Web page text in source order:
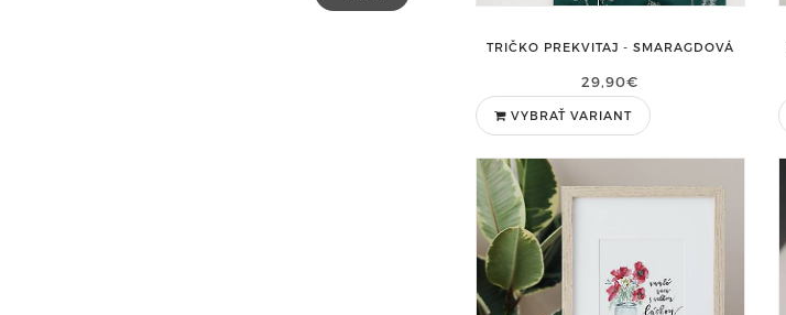
TRIČKO PREKVITAJ - SMARAGDOVÁ
29,90€
VYBRAŤ VARIANT